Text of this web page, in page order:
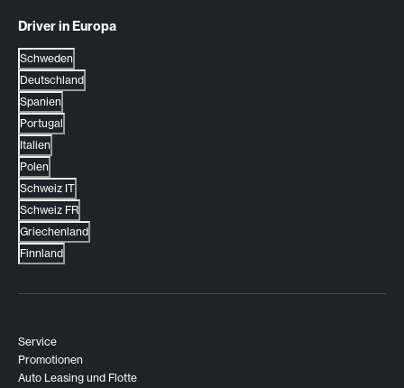
Driver in Europa
Schweden
Deutschland
Spanien
Portugal
Italien
Polen
Schweiz IT
Schweiz FR
Griechenland
Finnland
Service
Promotionen
Auto Leasing und Flotte